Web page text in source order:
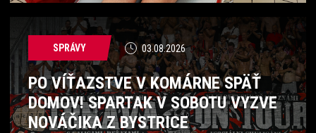
SPRÁVY 03.08.2026
PO VÍŤAZSTVE V KOMÁRNE SPÄŤ
DOMOV! SPARTAK V SOBOTU VYZVE
NOVÁČIKA Z BYSTRICE